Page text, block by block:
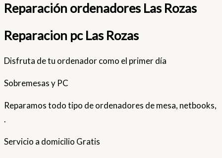
Reparación ordenadores Las Rozas
Reparacion pc Las Rozas
Disfruta de tu ordenador como el primer día
Sobremesas y PC
Reparamos todo tipo de ordenadores de mesa, netbooks,
.
Servicio a domicilio Gratis